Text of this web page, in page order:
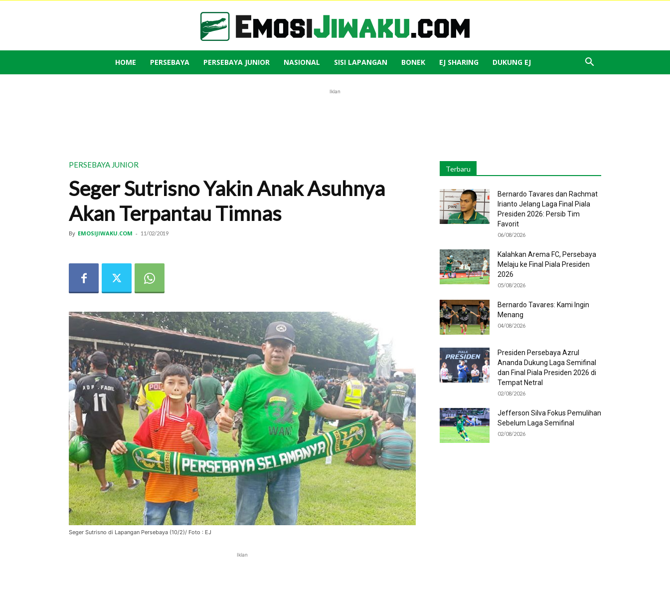
Emosi
HOME PERSEBAYA PERSEBAYA JUNIOR NASIONAL SISI LAPANGAN BONEK EJ SHARING DUKUNG EJ
Iklan
PERSEBAYA JUNIOR
Seger Sutrisno Yakin Anak Asuhnya
Akan Terpantau Timnas
By EMOSIJIWAKU.COM - 11/02/2019
Seger Sutrisno di Lapangan Persebaya (10/2)/ Foto : EJ
Iklan
Terbaru
Bernardo Tavares dan Rachmat
Irianto Jelang Laga Final Piala
Presiden 2026: Persib Tim
Favorit
06/08/2026
Kalahkan Arema FC, Persebaya
Melaju ke Final Piala Presiden
2026
05/08/2026
Bernardo Tavares: Kami Ingin
Menang
04/08/2026
Presiden Persebaya Azrul
Ananda Dukung Laga Semifinal
dan Final Piala Presiden 2026 di
Tempat Netral
02/08/2026
Jefferson Silva Fokus Pemulihan
Sebelum Laga Semifinal
02/08/2026